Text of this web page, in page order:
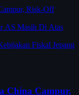
Risk-Off
AS Masih Di Atas
Fiskal Jepang
China Campur,